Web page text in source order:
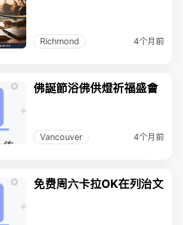
Richmond 4个月前
佛誕節浴佛供燈祈福盛會
Vancouver 4个月前
免费周六卡拉OK在列治文